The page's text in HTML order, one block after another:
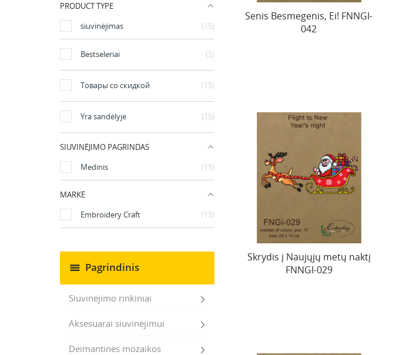
PRODUCT TYPE
siuvinėjimas
15
Bestseleriai 5
Товары со скидкой 15
Yra sandėlyje 15
SIUVINĖJIMO PAGRINDAS
Medinis
15
MARKĖ
Embroidery Craft
15
Pagrindinis
Siuvinėjimo rinkiniai
Aksesuarai siuvinėjimui
Deimantines mozaikos
Senis Besmegenis, Ei! FNNGI-
042
Skrydis į Naujųjų metų naktį
FNNGI-029